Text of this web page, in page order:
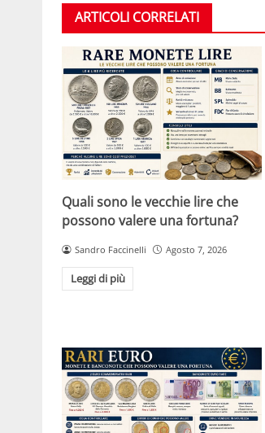
ARTICOLI CORRELATI
Quali sono le vecchie lire che
possono valere una fortuna?
Sandro Faccinelli Agosto 7, 2026
Leggi di più